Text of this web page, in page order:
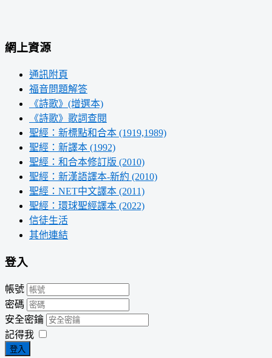
網上資源
通訊附頁
福音問題解答
《詩歌》(增選本)
《詩歌》歌詞查閱
聖經：新標點和合本 (1919,1989)
聖經：新譯本 (1992)
聖經：和合本修訂版 (2010)
聖經：新漢語譯本-新約 (2010)
聖經：NET中文譯本 (2011)
聖經：環球聖經譯本 (2022)
信徒生活
其他連結
登入
帳號
密碼
安全密鑰
記得我
登入